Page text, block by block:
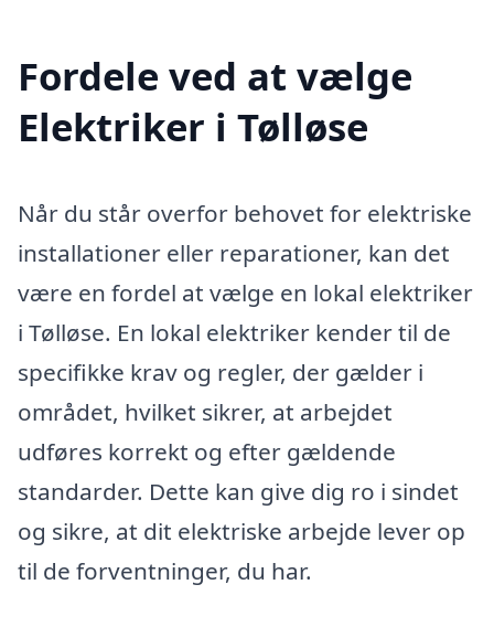
Fordele ved at vælge
Elektriker i Tølløse
Når du står overfor behovet for elektriske
installationer eller reparationer, kan det
være en fordel at vælge en lokal elektriker
i Tølløse. En lokal elektriker kender til de
specifikke krav og regler, der gælder i
området, hvilket sikrer, at arbejdet
udføres korrekt og efter gældende
standarder. Dette kan give dig ro i sindet
og sikre, at dit elektriske arbejde lever op
til de forventninger, du har.